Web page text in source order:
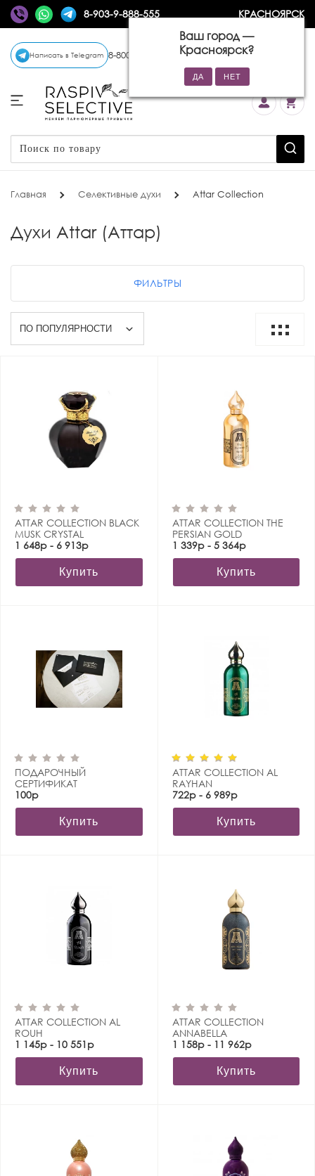
8-903-9-888-555 КРАСНОЯРСК
Ваш город —
Красноярск?
Написать в Telegram 8-800-770-72-34 (бесплатно)
Главная Селективные духи Attar Collection
Духи Attar (Аттар)
ФИЛЬТРЫ
ATTAR COLLECTION BLACK
MUSK CRYSTAL
1 648р - 6 913р
Купить
ATTAR COLLECTION THE
PERSIAN GOLD
1 339р - 5 364р
Купить
ПОДАРОЧНЫЙ
СЕРТИФИКАТ
100р
Купить
ATTAR COLLECTION AL
RAYHAN
722р - 6 989р
Купить
ATTAR COLLECTION AL
ROUH
1 145р - 10 551р
Купить
ATTAR COLLECTION
ANNABELLA
1 158р - 11 962р
Купить